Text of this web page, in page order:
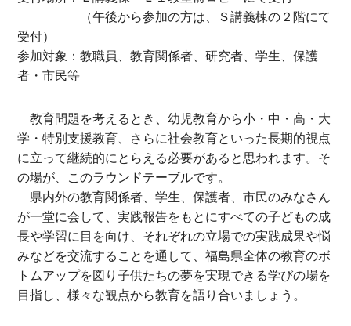
（午後から参加の方は、Ｓ講義棟の２階にて
受付）
参加対象：教職員、教育関係者、研究者、学生、保護
者・市民等
教育問題を考えるとき、幼児教育から小・中・高・大
学・特別支援教育、さらに社会教育といった長期的視点
に立って継続的にとらえる必要があると思われます。そ
の場が、このラウンドテーブルです。
県内外の教育関係者、学生、保護者、市民のみなさん
が一堂に会して、実践報告をもとにすべての子どもの成
長や学習に目を向け、それぞれの立場での実践成果や悩
みなどを交流することを通して、福島県全体の教育のボ
トムアップを図り子供たちの夢を実現できる学びの場を
目指し、様々な観点から教育を語り合いましょう。